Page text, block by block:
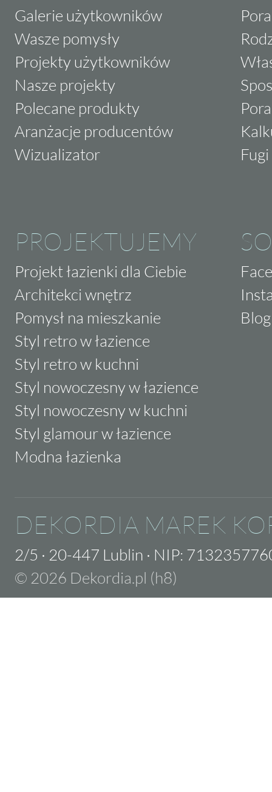
Galerie użytkowników
Wasze pomysły
Projekty użytkowników
Nasze projekty
Polecane produkty
Aranżacje producentów
Wizualizator
PROJEKTUJEMY
Projekt łazienki dla Ciebie
Architekci wnętrz
Pomysł na mieszkanie
Styl retro w łazience
Styl retro w kuchni
Styl nowoczesny w łazience
Styl nowoczesny w kuchni
Styl glamour w łazience
Modna łazienka
Blog
DEKORDIA MAREK
2/5 · 20-447 Lublin · NIP:
© 2026 Dekordia.pl (h8)